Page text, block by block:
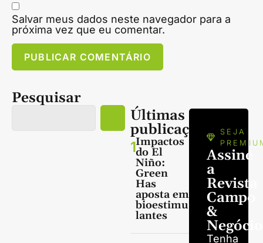
Salvar meus dados neste navegador para a
próxima vez que eu comentar.
Pesquisar
Últimas
publicações
1Impactos
do El
Niño:
Green
Has
aposta em
bioestimu
lantes
SEJA
Assine
a
Revista
Campo
&
Tenha